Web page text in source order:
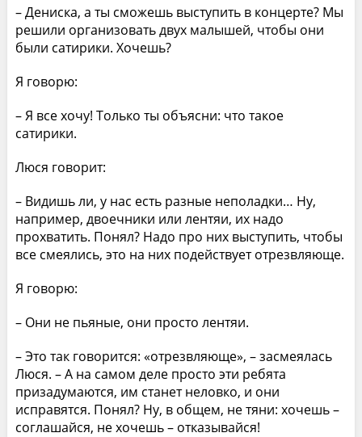
– Дениска, а ты сможешь выступить в концерте? Мы
решили организовать двух малышей, чтобы они
были сатирики. Хочешь?
Я говорю:
– Я все хочу! Только ты объясни: что такое
сатирики.
Люся говорит:
– Видишь ли, у нас есть разные неполадки… Ну,
например, двоечники или лентяи, их надо
прохватить. Понял? Надо про них выступить, чтобы
все смеялись, это на них подействует отрезвляюще.
Я говорю:
– Они не пьяные, они просто лентяи.
– Это так говорится: «отрезвляюще», – засмеялась
Люся. – А на самом деле просто эти ребята
призадумаются, им станет неловко, и они
исправятся. Понял? Ну, в общем, не тяни: хочешь –
соглашайся, не хочешь – отказывайся!